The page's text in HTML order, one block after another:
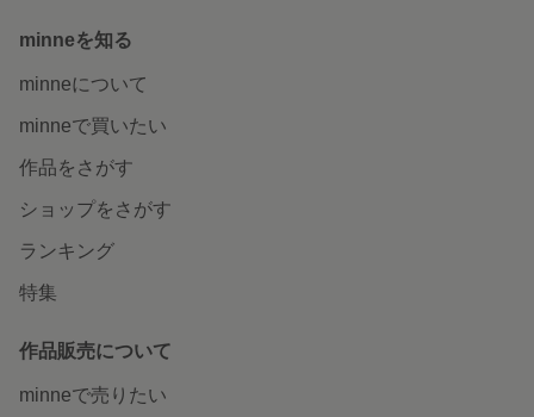
minneを知る
minneについて
minneで買いたい
作品をさがす
ショップをさがす
ランキング
特集
作品販売について
minneで売りたい